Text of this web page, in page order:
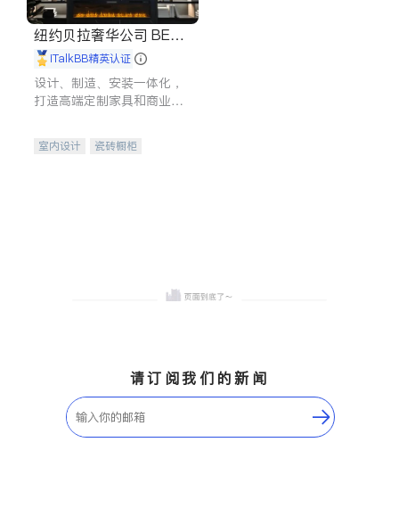
纽约贝拉奢华公司 BELL
A LUXE
iTalkBB精英认证
设计、制造、安装一体化，
打造高端定制家具和商业空
室内设计
瓷砖橱柜
请订阅我们的新闻